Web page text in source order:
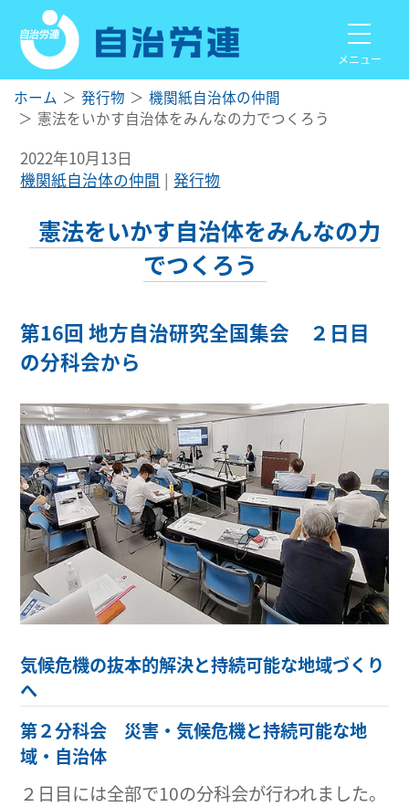
メニュー
ホーム 発行物
機関紙自治体の仲間
憲法をいかす自治体をみんなの力でつくろう
2022年10月13日
機関紙自治体の仲間
発行物
憲法をいかす自治体をみんなの力
でつくろう
第16回 地方自治研究全国集会 ２日目
の分科会から
気候危機の抜本的解決と持続可能な地域づくり
へ
第２分科会 災害・気候危機と持続可能な地
域・自治体
２日目には全部で10の分科会が行われました。